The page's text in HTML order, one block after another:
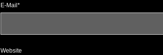
E-Mail*
Website